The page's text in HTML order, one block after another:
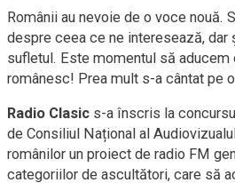
Românii au nevoie de o voce nouă.
despre ceea ce ne interesează, dar
sufletul. Este momentul să
românesc! Prea mult s-a cântat pe
Radio Clasic s-a înscris la
de Consiliul Național al
românilor un proiect de radio FM
categoriilor de ascultători, care să